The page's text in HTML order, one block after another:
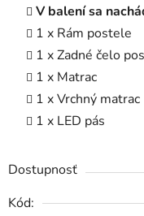
V balení sa
1 x Rám postele
1 x Zadné čelo
1 x Matrac
1 x Vrchný matrac
1 x LED pás
Dostupnosť
Kód: